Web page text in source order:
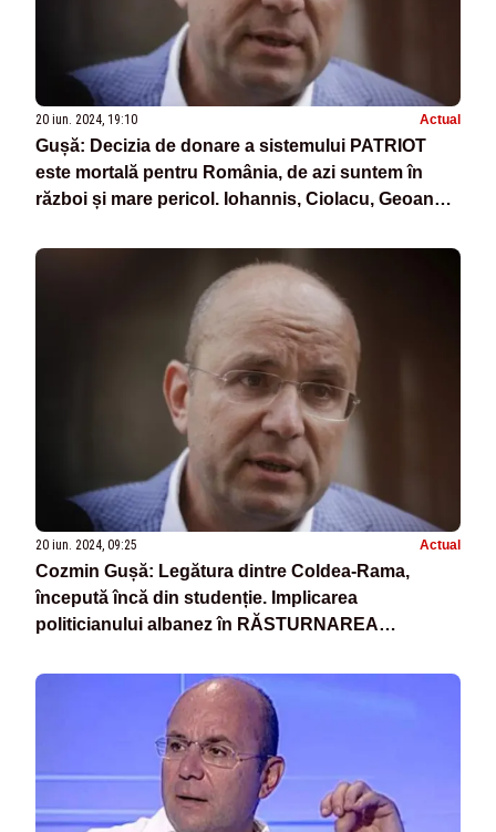
20 iun. 2024, 19:10 Actual
Gușă: Decizia de donare a sistemului PATRIOT
este mortală pentru România, de azi suntem în
război și mare pericol. Iohannis, Ciolacu, Geoană,
20 iun. 2024, 09:25 Actual
Cozmin Gușă: Legătura dintre Coldea-Rama,
începută încă din studenție. Implicarea
politicianului albanez în RĂSTURNAREA